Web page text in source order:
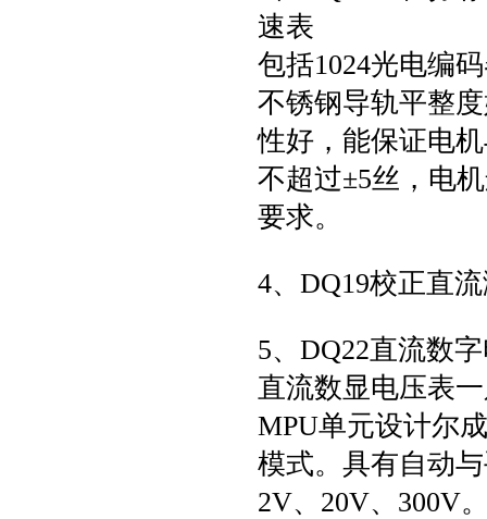
速表
包括1024光电编
不锈钢导轨平整
性好，能保证电
不超过±5丝，电
要求。
4、DQ19校正直
5、DQ22直流数
直流数显电压表
MPU单元设计尔
模式。具有自动
2V、20V、300V